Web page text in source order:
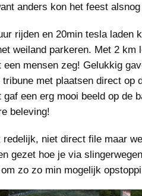
anders kon het feest
rijden en 20min tesla laden
weiland parkeren. Met 2 km
mensen zeg! Gelukkig
met plaatsen direct op
een erg mooi beeld op de
beleving!
niet direct file maar
gezet hoe je via
zo zo min mogelijk